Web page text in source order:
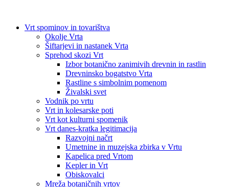
Vrt spominov in tovarištva
Okolje Vrta
Šiftarjevi in nastanek Vrta
Sprehod skozi Vrt
Izbor botanično zanimivih drevnin in rastlin
Drevninsko bogatstvo Vrta
Rastline s simbolnim pomenom
Živalski svet
Vodnik po vrtu
Vrt in kolesarske poti
Vrt kot kulturni spomenik
Vrt danes-kratka legitimacija
Razvojni načrt
Umetnine in muzejska zbirka v Vrtu
Kapelica pred Vrtom
Kepler in Vrt
Obiskovalci
Mreža botaničnih vrtov